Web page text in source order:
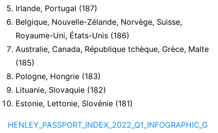
Irlande, Portugal (187)
Belgique, Nouvelle-Zélande, Norvège, Suisse,
Royaume-Uni, États-Unis (186)
Australie, Canada, République tchèque, Grèce, Malte
(185)
Pologne, Hongrie (183)
Lituanie, Slovaquie (182)
Estonie, Lettonie, Slovénie (181)
HENLEY_PASSPORT_INDEX_2022_Q1_INFOGRAPHIC_G